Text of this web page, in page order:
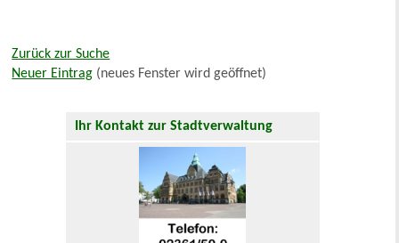
Zurück zur Suche
Neuer Eintrag (neues Fenster wird geöffnet)
Ihr Kontakt zur Stadtverwaltung